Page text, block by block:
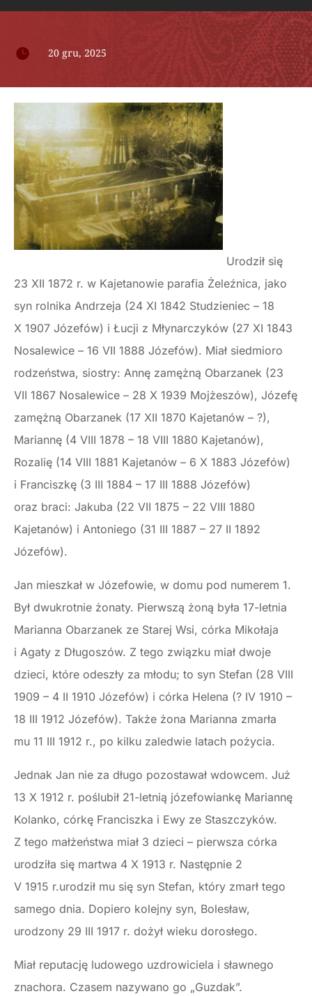
 20 gru, 2025
Urodził się
23 XII 1872 r. w Kajetanowie parafia Żeleźnica, jako
syn rolnika Andrzeja (24 XI 1842 Studzieniec – 18
X 1907 Józefów) i Łucji z Młynarczyków (27 XI 1843
Nosalewice – 16 VII 1888 Józefów). Miał siedmioro
rodzeństwa, siostry: Annę zamężną Obarzanek (23
VII 1867 Nosalewice – 28 X 1939 Mojżeszów), Józefę
zamężną Obarzanek (17 XII 1870 Kajetanów – ?),
Mariannę (4 VIII 1878 – 18 VIII 1880 Kajetanów),
Rozalię (14 VIII 1881 Kajetanów – 6 X 1883 Józefów)
i Franciszkę (3 III 1884 – 17 III 1888 Józefów)
oraz braci: Jakuba (22 VII 1875 – 22 VIII 1880
Kajetanów) i Antoniego (31 III 1887 – 27 II 1892
Józefów).
Jan mieszkał w Józefowie, w domu pod numerem 1.
Był dwukrotnie żonaty. Pierwszą żoną była 17-letnia
Marianna Obarzanek ze Starej Wsi, córka Mikołaja
i Agaty z Długoszów. Z tego związku miał dwoje
dzieci, które odeszły za młodu; to syn Stefan (28 VIII
1909 – 4 II 1910 Józefów) i córka Helena (? IV 1910 –
18 III 1912 Józefów). Także żona Marianna zmarła
mu 11 III 1912 r., po kilku zaledwie latach pożycia.
Jednak Jan nie za długo pozostawał wdowcem. Już
13 X 1912 r. poślubił 21-letnią józefowiankę Mariannę
Kolanko, córkę Franciszka i Ewy ze Staszczyków.
Z tego małżeństwa miał 3 dzieci – pierwsza córka
urodziła się martwa 4 X 1913 r. Następnie 2
V 1915 r.urodził mu się syn Stefan, który zmarł tego
samego dnia. Dopiero kolejny syn, Bolesław,
urodzony 29 III 1917 r. dożył wieku dorosłego.
Miał reputację ludowego uzdrowiciela i sławnego
znachora. Czasem nazywano go „Guzdak”.